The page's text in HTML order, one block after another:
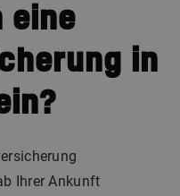
eine
in
Ihrer Ankunft